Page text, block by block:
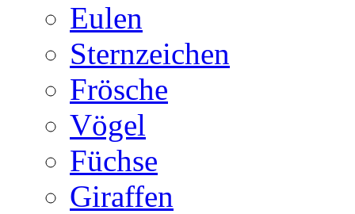
Eulen
Sternzeichen
Frösche
Vögel
Füchse
Giraffen